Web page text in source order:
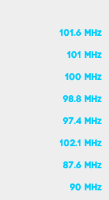
101.6 MHz
101 MHz
100 MHz
98.8 MHz
97.4 MHz
102.1 MHz
87.6 MHz
90 MHz